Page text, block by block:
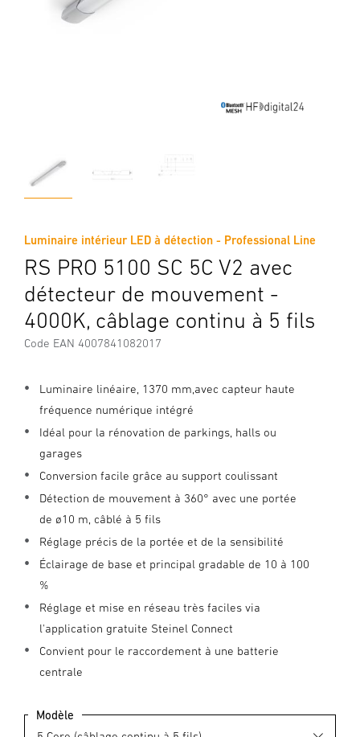
Luminaire intérieur LED à détection - Professional Line
RS PRO 5100 SC 5C V2 avec
détecteur de mouvement -
4000K, câblage continu à 5 fils
Code EAN 4007841082017
Luminaire linéaire, 1370 mm,avec capteur haute
fréquence numérique intégré
Idéal pour la rénovation de parkings, halls ou
garages
Conversion facile grâce au support coulissant
Détection de mouvement à 360° avec une portée
de ø10 m, câblé à 5 fils
Réglage précis de la portée et de la sensibilité
Éclairage de base et principal gradable de 10 à 100
%
Réglage et mise en réseau très faciles via
l'application gratuite Steinel Connect
Convient pour le raccordement à une batterie
centrale
Modèle